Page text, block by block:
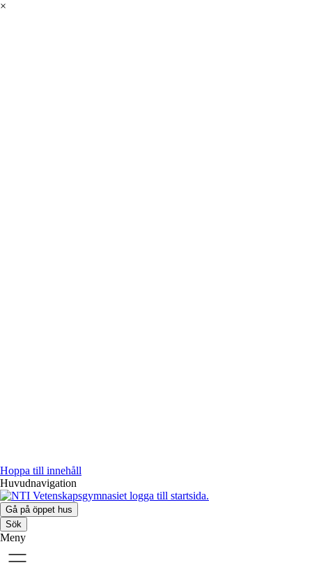
×
Hoppa till innehåll
Huvudnavigation
Gå på öppet hus
Sök
Meny